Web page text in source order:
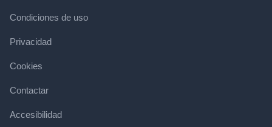
Condiciones de uso
Privacidad
Cookies
Contactar
Accesibilidad